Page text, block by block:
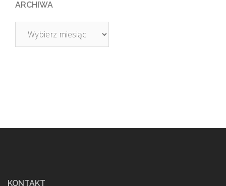
ARCHIWA
Archiwa
KONTAKT